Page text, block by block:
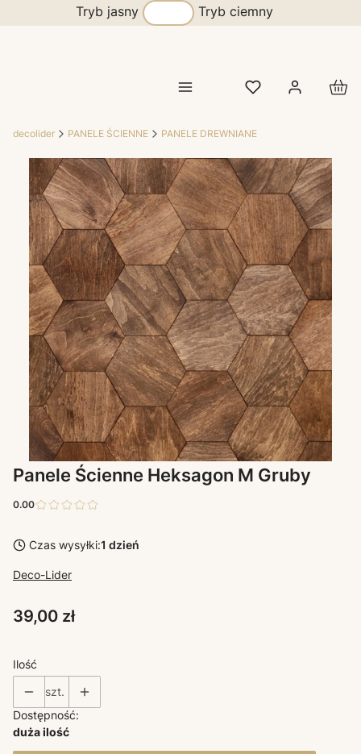
Tryb jasny Tryb ciemny
decolider PANELE ŚCIENNE PANELE DREWNIANE
Panele Ścienne Heksagon M Gruby
0.00
Czas wysyłki:1 dzień
Deco-Lider
Cena
39,00 zł
Ilość
szt.
Dostępność:
duża ilość